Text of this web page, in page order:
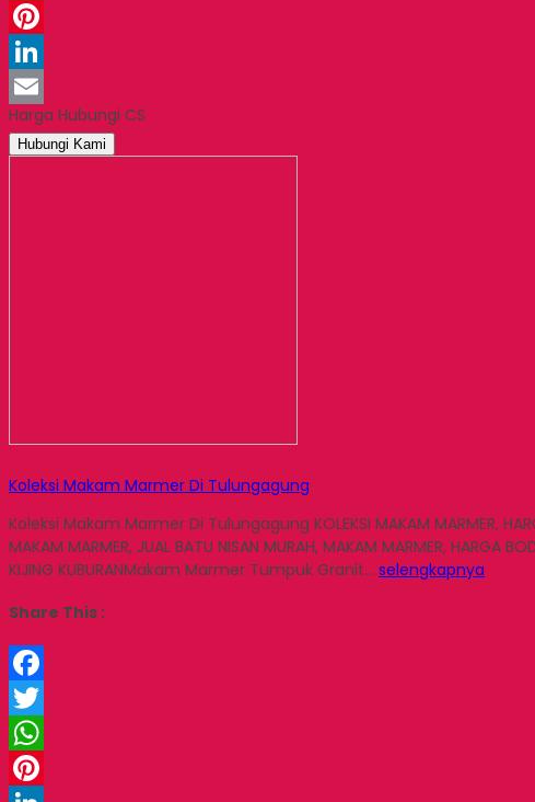
WhatsApp
Pinterest
LinkedIn
Email
Harga Hubungi CS
Hubungi Kami
Koleksi Makam Marmer Di Tulungagung
Koleksi Makam Marmer Di Tulungagung KOLEKSI MAKAM MARMER,
MAKAM MARMER, JUAL BATU NISAN MURAH, MAKAM MARMER, HARGA
KIJING KUBURANMakam Marmer Tumpuk Granit… selengkapnya
Share This :
Facebook
Twitter
WhatsApp